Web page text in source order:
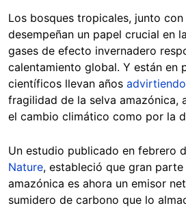
Los bosques tropicales, junto
desempeñan un papel crucial en
gases de efecto invernadero
calentamiento global. Y están en
científicos llevan años advirtiendo
fragilidad de la selva amazónica,
el cambio climático como por la
Un estudio publicado en febrero
Nature, estableció que gran parte
amazónica es ahora un emisor
sumidero de carbono que lo